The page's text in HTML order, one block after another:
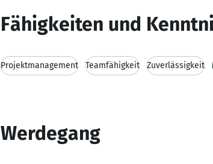
Fähigkeiten und
Projektmanagement Teamfähigkeit Zuverlässigkeit
Werdegang